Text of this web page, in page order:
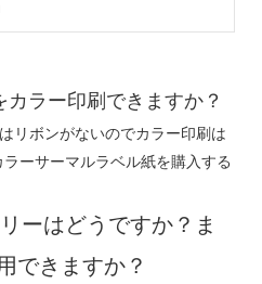
ラー印刷できますか？
リボンがないのでカラー印刷は
ーサーマルラベル紙を購入する
ーはどうですか？ま
できますか？